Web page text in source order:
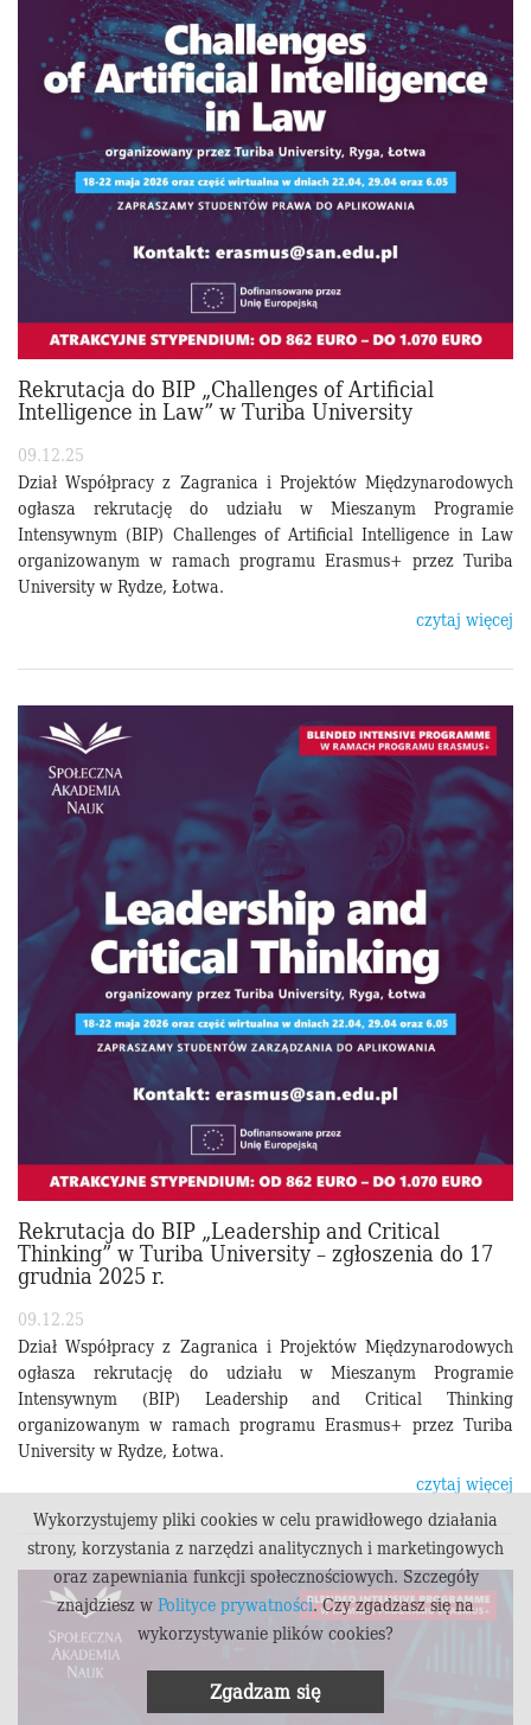
Rekrutacja do BIP „Challenges of Artificial
Intelligence in Law” w Turiba University
09.12.25
Dział Współpracy z Zagranica i Projektów Międzynarodowych
ogłasza rekrutację do udziału w Mieszanym Programie
Intensywnym (BIP) Challenges of Artificial Intelligence in Law
organizowanym w ramach programu Erasmus+ przez Turiba
University w Rydze, Łotwa.
czytaj więcej
Rekrutacja do BIP „Leadership and Critical
Thinking” w Turiba University – zgłoszenia do 17
grudnia 2025 r.
09.12.25
Dział Współpracy z Zagranica i Projektów Międzynarodowych
ogłasza rekrutację do udziału w Mieszanym Programie
Intensywnym (BIP) Leadership and Critical Thinking
organizowanym w ramach programu Erasmus+ przez Turiba
University w Rydze, Łotwa.
czytaj więcej
Wykorzystujemy pliki cookies w celu prawidłowego działania
strony, korzystania z narzędzi analitycznych i marketingowych
oraz zapewniania funkcji społecznościowych. Szczegóły
znajdziesz wPolityce prywatności. Czy zgadzasz się na
wykorzystywanie plików cookies?
Zgadzam się